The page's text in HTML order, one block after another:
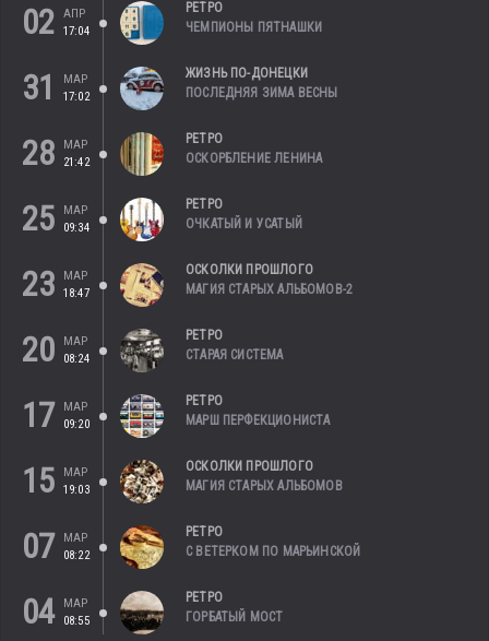
02
АПР
17:04
РЕТРО
ЧЕМПИОНЫ ПЯТНАШКИ
31
МАР
17:02
ЖИЗНЬ ПО-ДОНЕЦКИ
ПОСЛЕДНЯЯ ЗИМА ВЕСНЫ
28
МАР
21:42
РЕТРО
ОСКОРБЛЕНИЕ ЛЕНИНА
25
МАР
09:34
РЕТРО
ОЧКАТЫЙ И УСАТЫЙ
23
МАР
18:47
ОСКОЛКИ ПРОШЛОГО
МАГИЯ СТАРЫХ АЛЬБОМОВ-2
20
МАР
08:24
РЕТРО
СТАРАЯ СИСТЕМА
17
МАР
09:20
РЕТРО
МАРШ ПЕРФЕКЦИОНИСТА
15
МАР
19:03
ОСКОЛКИ ПРОШЛОГО
МАГИЯ СТАРЫХ АЛЬБОМОВ
07
МАР
08:22
РЕТРО
С ВЕТЕРКОМ ПО МАРЬИНСКОЙ
04
МАР
08:55
РЕТРО
ГОРБАТЫЙ МОСТ